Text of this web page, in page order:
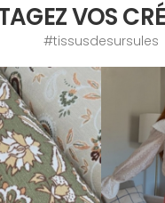
VOS
#tissusdesursules